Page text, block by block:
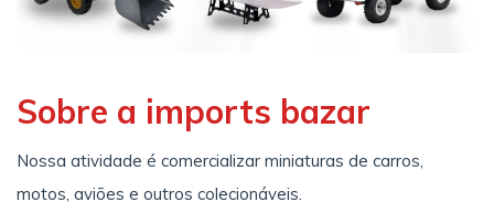
Sobre a imports bazar
Nossa atividade é comercializar miniaturas de carros,
motos, aviões e outros colecionáveis.